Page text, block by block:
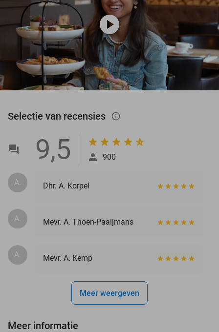
play_circle
Selectie van recensies info_outlined
9,5 900
A. Dhr. A. Korpel
A. Mevr. A. Thoen-Paaijmans
A. Mevr. A. Kemp
Meer weergeven
Meer informatie